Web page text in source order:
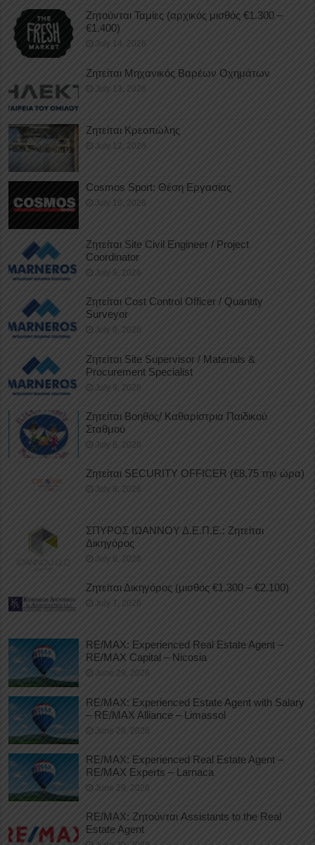
Ζητούνται Ταμίες (αρχικός μισθός €1.300 –
€1.400)
July 14, 2026
Ζητείται Μηχανικός Βαρέων Οχημάτων
July 13, 2026
Ζητείται Κρεοπώλης
July 12, 2026
Cosmos Sport: Θέση Εργασίας
July 10, 2026
Ζητείται Site Civil Engineer / Project
Coordinator
July 9, 2026
Ζητείται Cost Control Officer / Quantity
Surveyor
July 9, 2026
Ζητείται Site Supervisor / Materials &
Procurement Specialist
July 9, 2026
Ζητείται Βοηθός/ Καθαρίστρια Παιδικού
Σταθμού
July 8, 2026
Ζητείται SECURITY OFFICER (€8,75 την ώρα)
July 8, 2026
ΣΠΥΡΟΣ ΙΩΑΝΝΟΥ Δ.Ε.Π.Ε.: Ζητείται
Δικηγόρος
July 8, 2026
Ζητείται Δικηγόρος (μισθός €1.300 – €2.100)
July 7, 2026
RE/MAX: Experienced Real Estate Agent –
RE/MAX Capital – Nicosia
June 29, 2026
RE/MAX: Experienced Estate Agent with Salary
– RE/MAX Alliance – Limassol
June 29, 2026
RE/MAX: Experienced Real Estate Agent –
RE/MAX Experts – Larnaca
June 29, 2026
RE/MAX: Ζητούνται Assistants to the Real
Estate Agent